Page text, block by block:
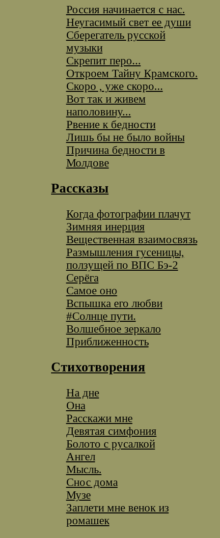
Россия начинается с нас.
Неугасимый свет ее души
Сберегатель русской
музыки
Скрепит перо...
Откроем Тайну Крамского.
Скоро , уже скоро...
Вот так и живем
наполовину...
Рвение к бедности
Лишь бы не было войны
Причина бедности в
Молдове
Рассказы
Когда фотографии плачут
Зимняя инерция
Вещественная взаимосвязь
Размышления гусеницы,
ползущей по ВПС Бэ-2
Серёга
Самое оно
Вспышка его любви
#Солнце пути.
Волшебное зеркало
Приближенность
Стихотворения
На дне
Она
Расскажи мне
Девятая симфония
Болото с русалкой
Ангел
Мысль.
Снос дома
Музе
Заплети мне венок из
ромашек